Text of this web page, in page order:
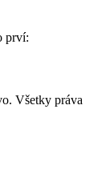
prví:
Všetky práva